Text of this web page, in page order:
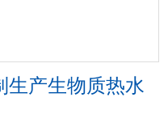
生产生物质热水